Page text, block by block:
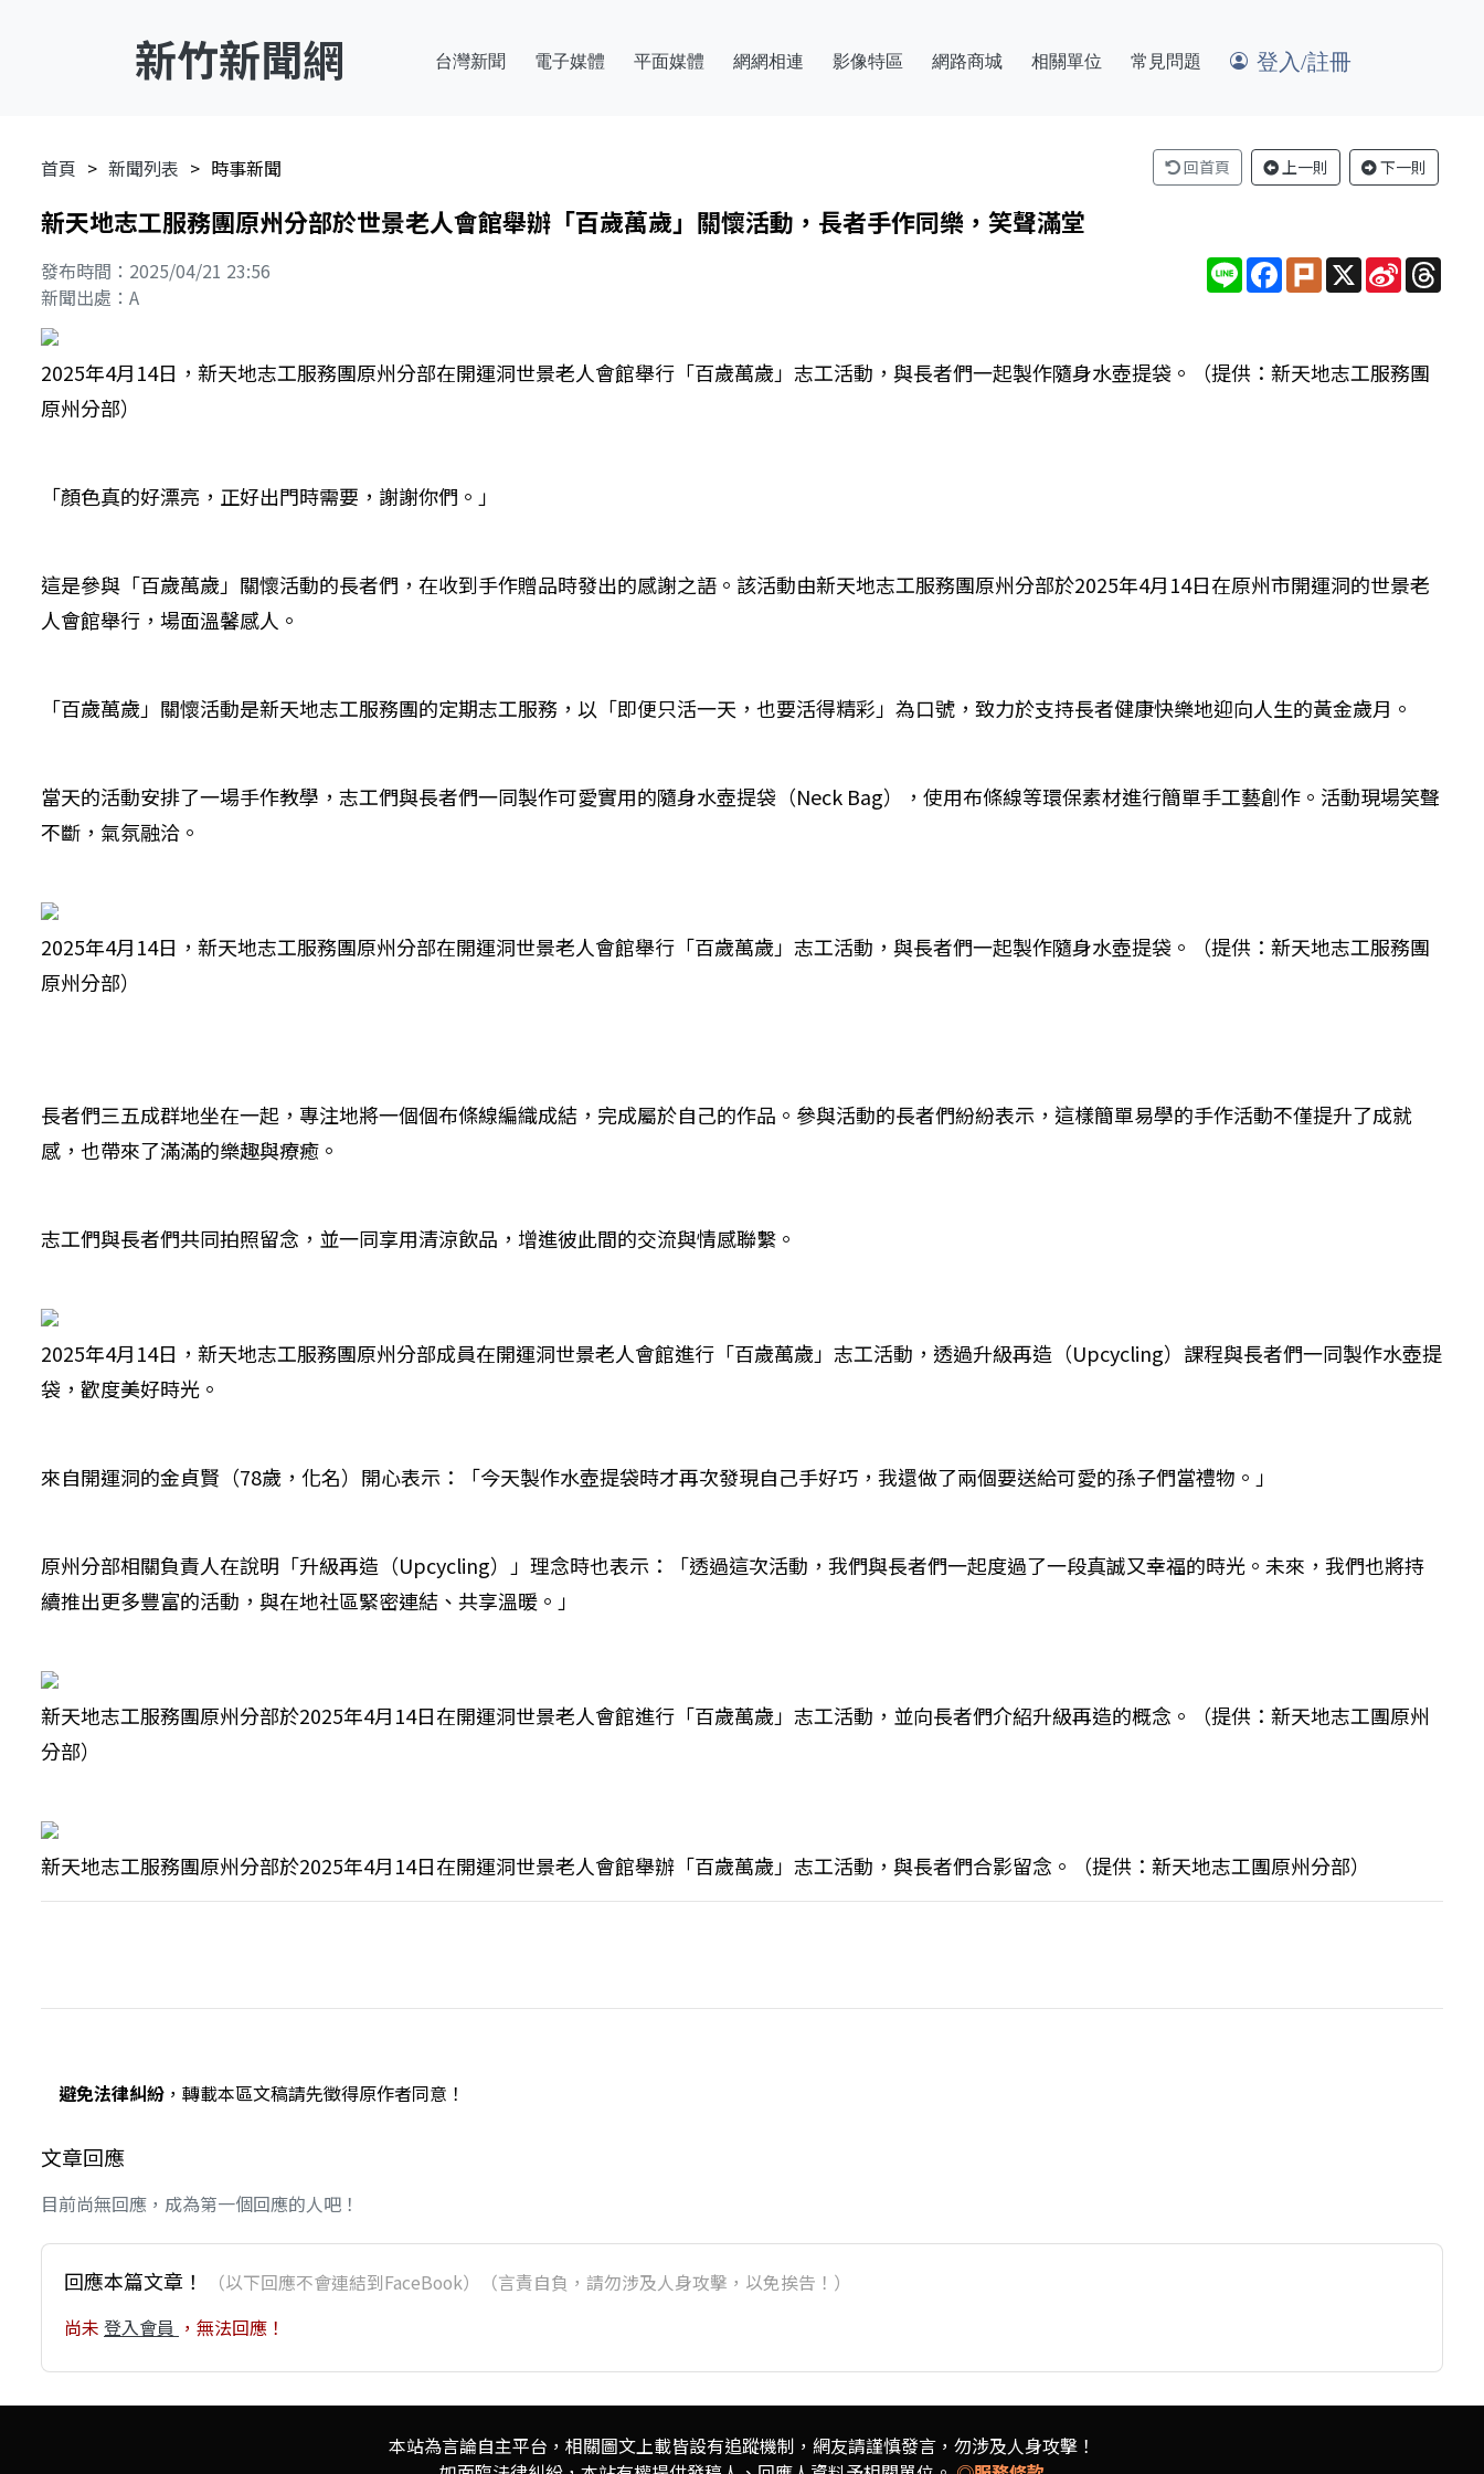
新竹新聞網 台灣新聞 電子媒體 平面媒體 網網相連 影像特區 網路商城 相關單位 常見問題 登入/註冊
首頁 新聞列表 時事新聞 回首頁 上一則 下一則
新天地志工服務團原州分部於世景老人會館舉辦「百歲萬歲」關懷活動，長者手作同樂，笑聲滿堂
發布時間：2025/04/21 23:56
新聞出處：A
Line Facebook
PlurkX Sina
Weibo
2025年4月14日，新天地志工服務團原州分部在開運洞世景老人會館舉行「百歲萬歲」志工活動，與長者們一起製作隨身水壺提袋。（提供：新天地志工服務團
原州分部）
「顏色真的好漂亮，正好出門時需要，謝謝你們。」
這是參與「百歲萬歲」關懷活動的長者們，在收到手作贈品時發出的感謝之語。該活動由新天地志工服務團原州分部於2025年4月14日在原州市開運洞的世景老
人會館舉行，場面溫馨感人。
「百歲萬歲」關懷活動是新天地志工服務團的定期志工服務，以「即便只活一天，也要活得精彩」為口號，致力於支持長者健康快樂地迎向人生的黃金歲月。
當天的活動安排了一場手作教學，志工們與長者們一同製作可愛實用的隨身水壺提袋（Neck Bag），使用布條線等環保素材進行簡單手工藝創作。活動現場笑聲
不斷，氣氛融洽。
2025年4月14日，新天地志工服務團原州分部在開運洞世景老人會館舉行「百歲萬歲」志工活動，與長者們一起製作隨身水壺提袋。（提供：新天地志工服務團
原州分部）
長者們三五成群地坐在一起，專注地將一個個布條線編織成結，完成屬於自己的作品。參與活動的長者們紛紛表示，這樣簡單易學的手作活動不僅提升了成就
感，也帶來了滿滿的樂趣與療癒。
志工們與長者們共同拍照留念，並一同享用清涼飲品，增進彼此間的交流與情感聯繫。
2025年4月14日，新天地志工服務團原州分部成員在開運洞世景老人會館進行「百歲萬歲」志工活動，透過升級再造（Upcycling）課程與長者們一同製作水壺提
袋，歡度美好時光。
來自開運洞的金貞賢（78歲，化名）開心表示：「今天製作水壺提袋時才再次發現自己手好巧，我還做了兩個要送給可愛的孫子們當禮物。」
原州分部相關負責人在說明「升級再造（Upcycling）」理念時也表示：「透過這次活動，我們與長者們一起度過了一段真誠又幸福的時光。未來，我們也將持
續推出更多豐富的活動，與在地社區緊密連結、共享溫暖。」
新天地志工服務團原州分部於2025年4月14日在開運洞世景老人會館進行「百歲萬歲」志工活動，並向長者們介紹升級再造的概念。（提供：新天地志工團原州
分部）
新天地志工服務團原州分部於2025年4月14日在開運洞世景老人會館舉辦「百歲萬歲」志工活動，與長者們合影留念。（提供：新天地志工團原州分部）
避免法律糾紛 ，轉載本區文稿請先徵得原作者同意！
文章回應
目前尚無回應，成為第一個回應的人吧！
回應本篇文章！ （以下回應不會連結到FaceBook）（言責自負，請勿涉及人身攻擊，以免挨告！）
尚未 登入會員 ，無法回應！
本站為言論自主平台，相關圖文上載皆設有追蹤機制， 網友請謹慎發言，勿涉及人身攻擊！